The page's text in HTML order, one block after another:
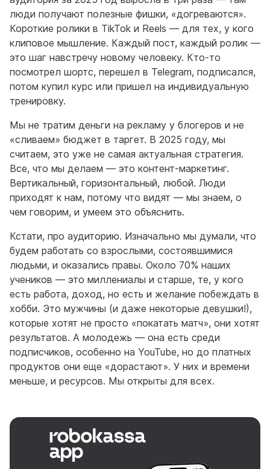
люди получают полезные фишки, «догреваются».
Короткие ролики в TikTok и Reels — для тех, у кого
клиповое мышление. Каждый пост, каждый ролик —
это шаг навстречу новому человеку. Кто-то
посмотрел шортс, перешел в Telegram, подписался,
потом купил курс или пришел на индивидуальную
тренировку.
Мы не тратим деньги на рекламу у блогеров и не
«сливаем» бюджет в таргет. В 2025 году, мы
считаем, это уже не самая актуальная стратегия.
Все, что мы делаем — это контент-маркетинг.
Вертикальный, горизонтальный, любой. Люди
приходят к нам, потому что видят — мы знаем, о
чем говорим, и умеем это объяснить.
Кстати, про аудиторию. Изначально мы думали, что
будем работать со взрослыми, состоявшимися
людьми, и оказались правы. Около 70% наших
учеников — это миллениалы и старше, те, у кого
есть работа, доход, но есть и желание побеждать в
хобби. Это мужчины (и даже некоторые девушки!),
которые хотят не просто «покатать матч», они хотят
результатов. А молодежь — она есть среди
подписчиков, особенно на YouTube, но до платных
продуктов они еще «дорастают». У них и времени
меньше, и ресурсов. Мы открыты для всех.